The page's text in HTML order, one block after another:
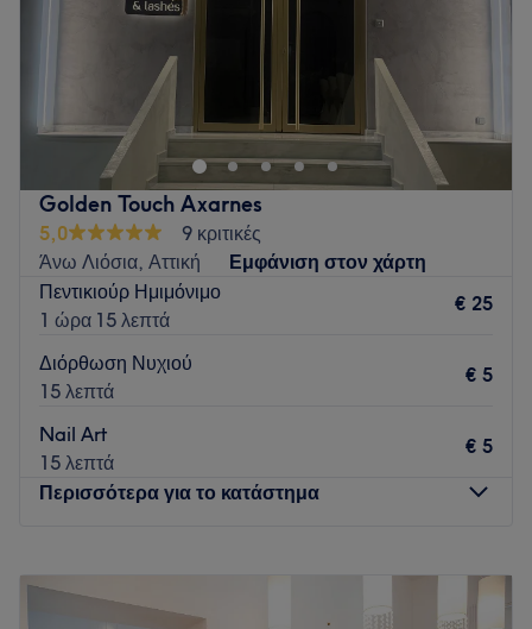
Golden Touch Axarnes
5,0
9 κριτικές
Άνω Λιόσια, Αττική
Εμφάνιση στον χάρτη
Πεντικιούρ Ημιμόνιμο
1 ώρα 15 λεπτά
€ 25
Διόρθωση Νυχιού
15 λεπτά
€ 5
Nail Art
15 λεπτά
€ 5
Περισσότερα για το κατάστημα
Τρίτη
10:00
17:00